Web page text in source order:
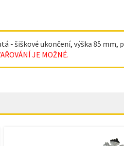
- šiškové ukončení, výška 85 mm,
JE MOŽNÉ.